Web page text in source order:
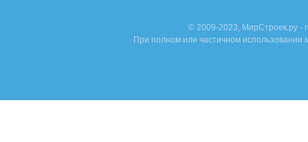
© 2009-2023, МирСтроек.ру -
При полном или частичном использовании